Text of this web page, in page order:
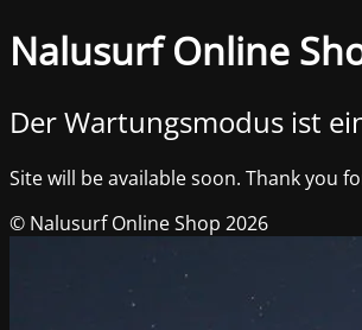
Nalusurf Online
Der Wartungsmodus ist
Site will be available soon. Thank you
© Nalusurf Online Shop 2026